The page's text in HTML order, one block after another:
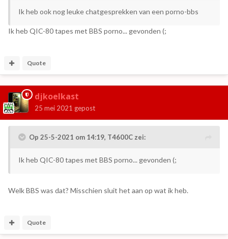
Ik heb ook nog leuke chatgesprekken van een porno-bbs
Ik heb QIC-80 tapes met BBS porno... gevonden (;
Quote
djkoelkast
25 mei 2021 gepost
Op 25-5-2021 om 14:19, T4600C zei:
Ik heb QIC-80 tapes met BBS porno... gevonden (;
Welk BBS was dat? Misschien sluit het aan op wat ik heb.
Quote